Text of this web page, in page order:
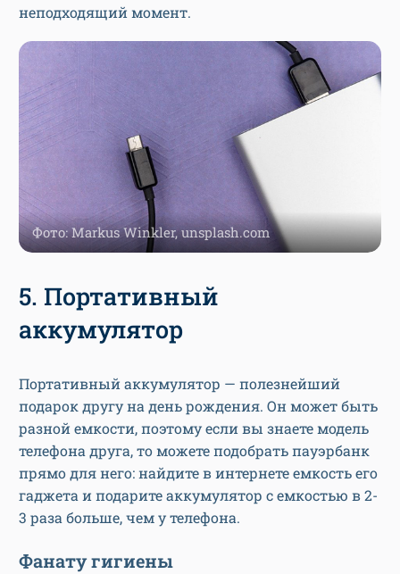
неподходящий момент.
Фото: Markus Winkler, unsplash.com
5. Портативный
аккумулятор
Портативный аккумулятор — полезнейший
подарок другу на день рождения. Он может быть
разной емкости, поэтому если вы знаете модель
телефона друга, то можете подобрать пауэрбанк
прямо для него: найдите в интернете емкость его
гаджета и подарите аккумулятор с емкостью в 2-
3 раза больше, чем у телефона.
Фанату гигиены